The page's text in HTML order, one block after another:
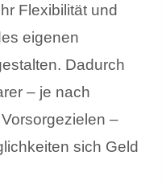
Flexibilität und
eigenen
Dadurch
– je nach
–
sich Geld